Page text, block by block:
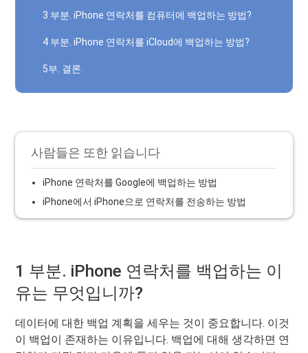
3 부분. iPhone 연락처를 컴퓨터에 백업하는 방법?
4 부분. iPhone 연락처를 iCloud에 백업하는 방법?
5부. 결론.
사람들은 또한 읽습니다
iPhone 연락처를 Google에 백업하는 방법
iPhone에서 iPhone으로 연락처를 전송하는 방법
1 부분. iPhone 연락처를 백업하는 이
유는 무엇입니까?
데이터에 대한 백업 계획을 세우는 것이 중요합니다. 이것
이 백업이 존재하는 이유입니다. 백업에 대해 생각하면 연